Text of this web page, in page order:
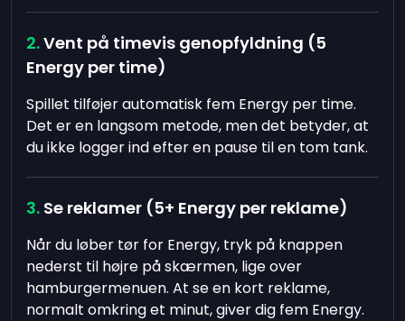
Vent på timevis genopfyldning (5
Energy per time)
Spillet tilføjer automatisk fem Energy per time.
Det er en langsom metode, men det betyder, at
du ikke logger ind efter en pause til en tom tank.
Se reklamer (5+ Energy per reklame)
Når du løber tør for Energy, tryk på knappen
nederst til højre på skærmen, lige over
hamburgermenuen. At se en kort reklame,
normalt omkring et minut, giver dig fem Energy.